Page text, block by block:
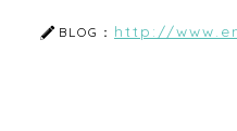
BLOG： http://